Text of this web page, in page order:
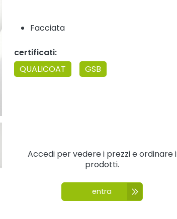
Facciata
certificati:
QUALICOAT
GSB
Accedi per vedere i prezzi e ordinare i
prodotti.
entra